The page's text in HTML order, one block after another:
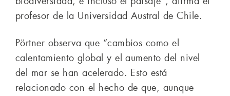
profesor de la Universidad Austral de Chile.
Pörtner observa que “cambios como el
calentamiento global y el aumento del nivel
del mar se han acelerado. Esto está
relacionado con el hecho de que, aunque